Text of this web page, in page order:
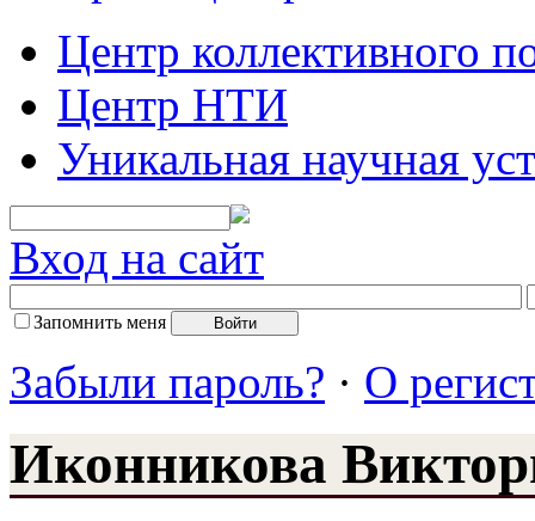
Центр коллективного
Центр НТИ
Уникальная научная
Вход на сайт
Запомнить меня
Забыли пароль? · О
Иконникова